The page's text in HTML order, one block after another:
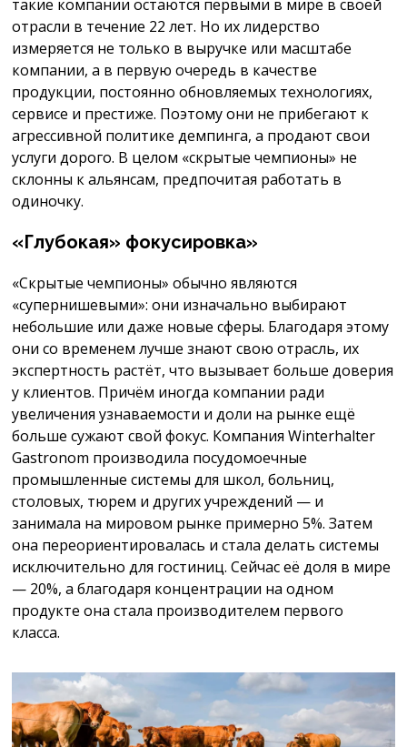
такие компании остаются первыми в мире в своей
отрасли в течение 22 лет. Но их лидерство
измеряется не только в выручке или масштабе
компании, а в первую очередь в качестве
продукции, постоянно обновляемых технологиях,
сервисе и престиже. Поэтому они не прибегают к
агрессивной политике демпинга, а продают свои
услуги дорого. В целом «скрытые чемпионы» не
склонны к альянсам, предпочитая работать в
одиночку.
«Глубокая» фокусировка»
«Скрытые чемпионы» обычно являются
«супернишевыми»: они изначально выбирают
небольшие или даже новые сферы. Благодаря этому
они со временем лучше знают свою отрасль, их
экспертность растёт, что вызывает больше доверия
у клиентов. Причём иногда компании ради
увеличения узнаваемости и доли на рынке ещё
больше сужают свой фокус. Компания Winterhalter
Gastronom производила посудомоечные
промышленные системы для школ, больниц,
столовых, тюрем и других учреждений — и
занимала на мировом рынке примерно 5%. Затем
она переориентировалась и стала делать системы
исключительно для гостиниц. Сейчас её доля в мире
— 20%, а благодаря концентрации на одном
продукте она стала производителем первого
класса.